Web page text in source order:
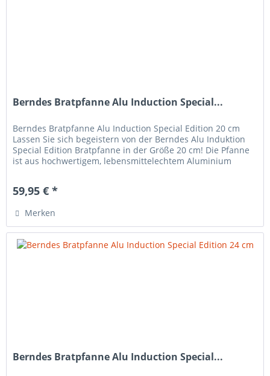
Berndes Bratpfanne Alu Induction Special...
Berndes Bratpfanne Alu Induction Special Edition 20 cm
Lassen Sie sich begeistern von der Berndes Alu Induktion
Special Edition Bratpfanne in der Größe 20 cm! Die Pfanne
ist aus hochwertigem, lebensmittelechtem Aluminium
59,95 € *
Merken
Berndes Bratpfanne Alu Induction Special...